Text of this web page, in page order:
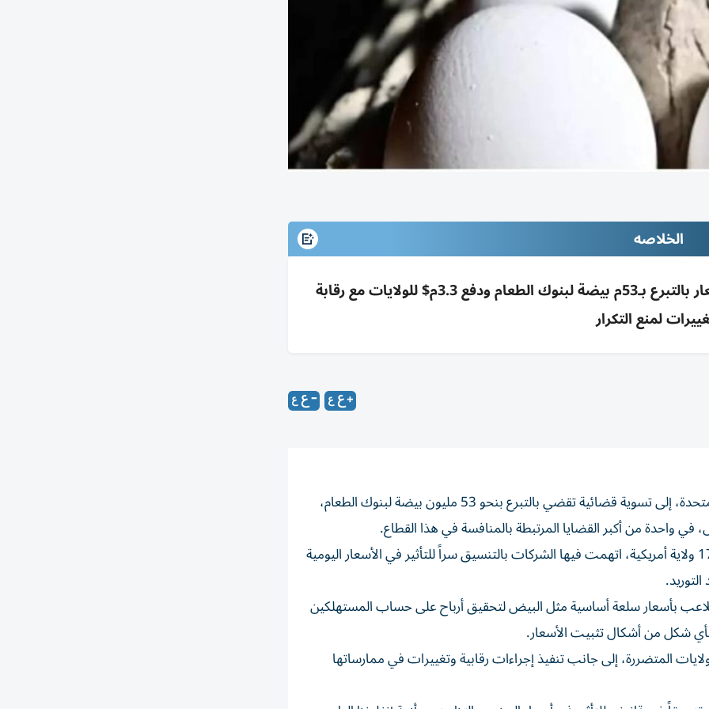
الخلاصه
3 شركات بيض بأمريكا تسوي دعوى تلاعب الأسعار بالتبرع بـ53م بيضة لبنوك الطعام ودفع 3.3م$ للولايات مع رقابة
لمنع التكرار
توصّلت ثلاث من كبرى شركات إنتاج البيض في الولايات المتحدة، إلى تسوية قضائية تقضي بالتبرع بنحو 53 مليون بيضة لبنوك الطعام،
في واحدة من أكبر القضايا المرتبطة بالمنافسة في هذا القطاع.
وجاءت التسوية، التي أُعلن عنها الأربعاء، بعد دعوى رفعتها 17 ولاية أمريكية، اتهمت فيها الشركات بالتنسيق سراً للتأثير في الأسعار اليومية
بأسعار سلعة أساسية مثل البيض لتحقيق أرباح على حساب المستهلكين
شكل من أشكال تثبيت الأسعار.
أيضاً 3.3 مليون دولار للولايات المتضررة، إلى جانب تنفيذ إجراءات رقابية وتغييرات في ممارساتها